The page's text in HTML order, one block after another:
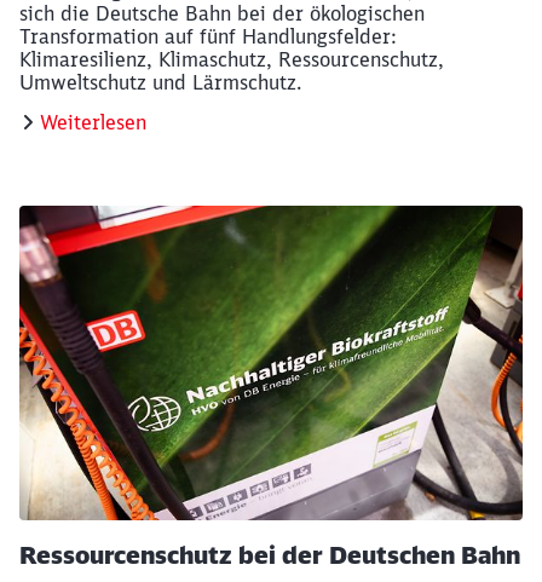
sich die Deutsche Bahn bei der ökologischen
Transformation auf fünf Handlungsfelder:
Klimaresilienz, Klimaschutz, Ressourcenschutz,
Umweltschutz und Lärmschutz.
Weiterlesen
Ressourcenschutz bei der Deutschen Bahn